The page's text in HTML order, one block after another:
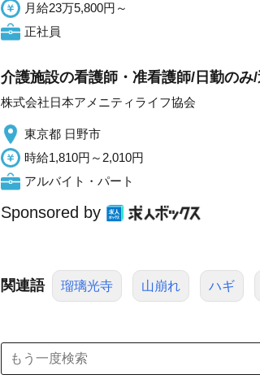
月給23万5,800円～
正社員
介護施設の看護師・准看護師/日勤のみ
株式会社日本アメニティライフ協会
東京都 日野市
時給1,810円～2,010円
アルバイト・パート
Sponsored by
関連語 瑠璃光寺 山崩れ ハギ